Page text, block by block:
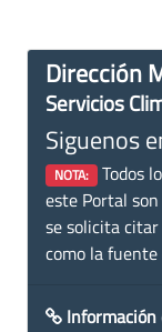
Dirección
Servicios
Siguenos
NOTA: Todos
este Portal
se solicita
como la